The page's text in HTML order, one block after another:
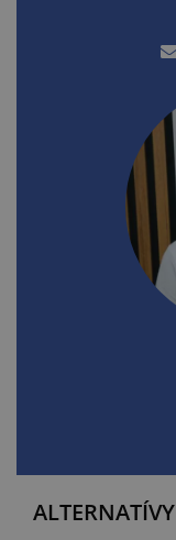
ALTERNATÍVY